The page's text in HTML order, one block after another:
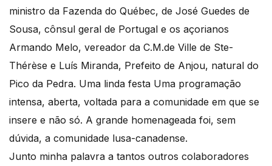
ministro da Fazenda do Québec, de José Guedes de
Sousa, cônsul geral de Portugal e os açorianos
Armando Melo, vereador da C.M.de Ville de Ste-
Thérèse e Luís Miranda, Prefeito de Anjou, natural do
Pico da Pedra. Uma linda festa Uma programação
intensa, aberta, voltada para a comunidade em que se
insere e não só. A grande homenageada foi, sem
dúvida, a comunidade lusa-canadense.
Junto minha palavra a tantos outros colaboradores